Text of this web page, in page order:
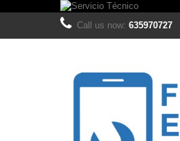
Call us now: 635970727